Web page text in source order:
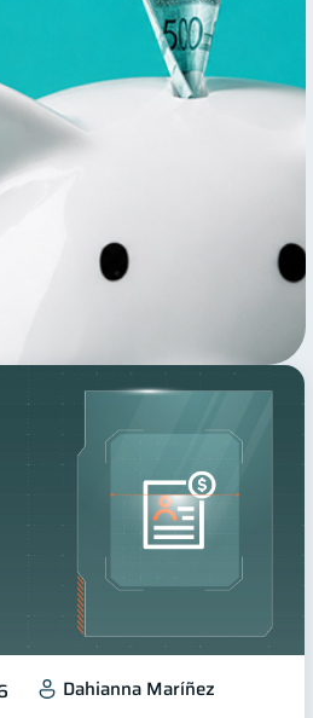
Dahianna Maríñez